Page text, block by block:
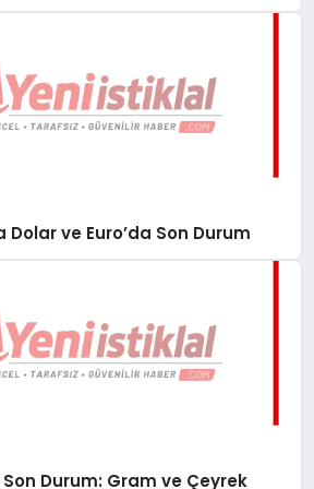
ve Euro’da Son Durum
Durum: Gram ve Çeyrek